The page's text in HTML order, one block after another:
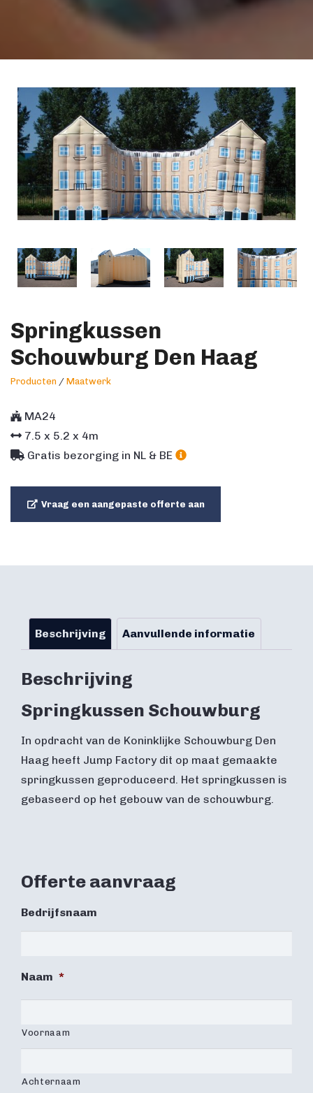
Springkussen
Schouwburg Den Haag
Producten / Maatwerk
MA24
7.5 x 5.2 x 4m
Gratis bezorging in NL & BE
Vraag een aangepaste offerte aan
Beschrijving Aanvullende informatie
Beschrijving
Springkussen Schouwburg
In opdracht van de Koninklijke Schouwburg Den
Haag heeft Jump Factory dit op maat gemaakte
springkussen geproduceerd. Het springkussen is
gebaseerd op het gebouw van de schouwburg.
Offerte aanvraag
Bedrijfsnaam
Naam *
Voornaam
Achternaam